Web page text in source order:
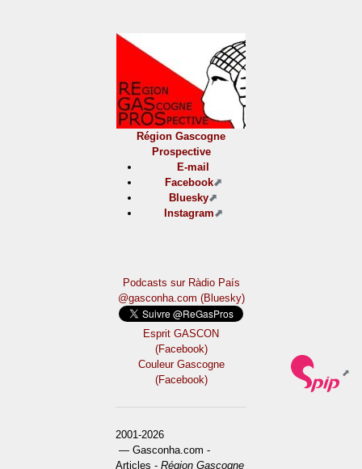
Région Gascogne
Prospective
E-mail
Facebook
Bluesky
Instagram
Podcasts sur Ràdio País
@gasconha.com (Bluesky)
Esprit GASCON
(Facebook)
Couleur Gascogne
(Facebook)
2001-2026
— Gasconha.com -
Articles -Région Gascogne